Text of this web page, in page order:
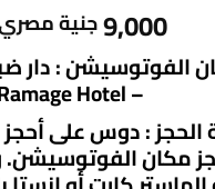
9,000جنية
الفوتوسيشن :دار
– Ramage Hotel
:دوس على أحجز
مكان